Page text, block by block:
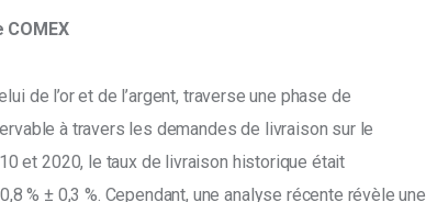
de l’or et de l’argent, traverse une phase de
à travers les demandes de livraison sur le
et 2020, le taux de livraison historique était
% ± 0,3 %. Cependant, une analyse récente révèle une